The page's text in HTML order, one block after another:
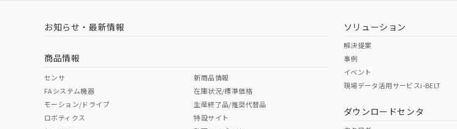
お知らせ・最新情報
商品情報
センサ
FAシステム機器
モーション/ドライブ
ロボティクス
新商品情報
在庫状況/標準価格
生産終了品/推奨代替品
特設サイト
ソリューション
解決提案
事例
イベント
現場データ活用サービスi-BELT
ダウンロードセンタ